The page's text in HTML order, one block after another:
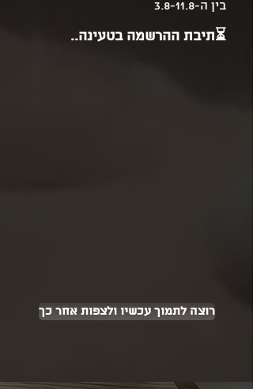
בין ה-3.8-11.8
⏳תיבת ההרשמה בטעינה..
רוצה לתמוך עכשיו ולצפות אחר כך